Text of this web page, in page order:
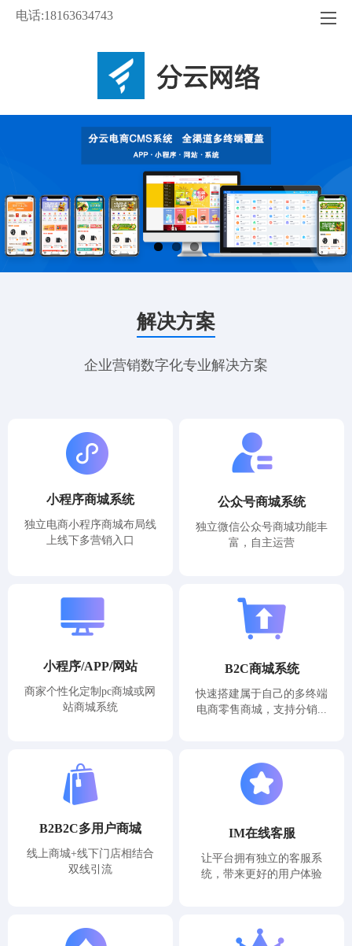
电话:18163634743
解决方案
企业营销数字化专业解决方案
小程序商城系统
独立电商小程序商城布局线
上线下多营销入口
公众号商城系统
独立微信公众号商城功能丰
富，自主运营
小程序/APP/网站
商家个性化定制pc商城或网
站商城系统
B2C商城系统
快速搭建属于自己的多终端
电商零售商城，支持分销...
B2B2C多用户商城
线上商城+线下门店相结合
双线引流
IM在线客服
让平台拥有独立的客服系
统，带来更好的用户体验